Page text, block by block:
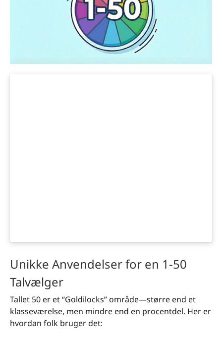
Unikke Anvendelser for en 1-50
Talvælger
Tallet 50 er et “Goldilocks” område—større end et
klasseværelse, men mindre end en procentdel. Her er
hvordan folk bruger det: